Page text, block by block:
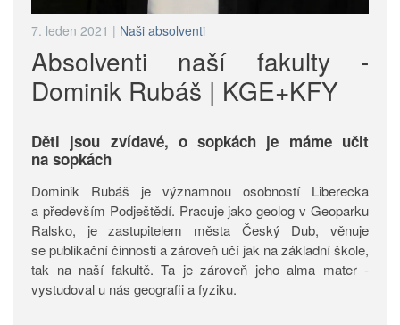
7. leden 2021 | Naši absolventi
Absolventi naší fakulty -
Dominik Rubáš | KGE+KFY
Děti jsou zvídavé, o sopkách je máme učit
na sopkách
Dominik Rubáš je významnou osobností Liberecka
a především Podještědí. Pracuje jako geolog v Geoparku
Ralsko, je zastupitelem města Český Dub, věnuje
se publikační činnosti a zároveň učí jak na základní škole,
tak na naší fakultě. Ta je zároveň jeho alma mater -
vystudoval u nás geografii a fyziku.